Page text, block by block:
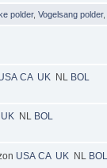
polder, Vogelsang polder,
CA UK NL BOL
UK NL BOL
USA CA UK NL BOL